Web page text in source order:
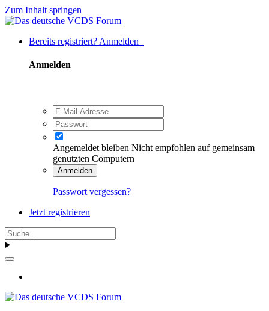
Zum Inhalt springen
Bereits registriert? Anmelden
Anmelden
Angemeldet bleiben Nicht empfohlen auf gemeinsam
genutzten Computern
Anmelden
Passwort vergessen?
Jetzt registrieren